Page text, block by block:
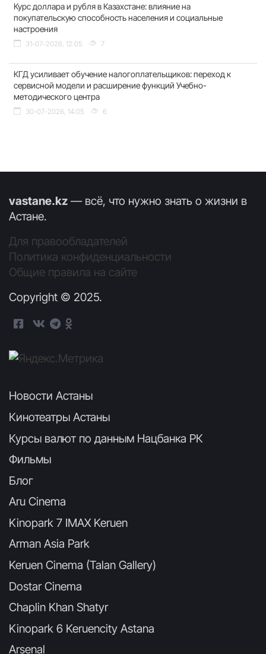
Курс доллара и рубля в Казахстане: влияние на
покупательскую способность населения и социальные
настроения
31-07-2026, 12:05 7
КГД усиливает обучение налогоплательщиков: переход к
сервисной модели и расширение функций Учебно-
методического центра
30-07-2026, 14:05 6
vastane.kz — всё, что нужно знать о жизни в
Астане.
Для правообладателей
Политика конфиденциальности
Общие правила на сайте
Copyright © 2025.
Новости Астаны
Кинотеатры Астаны
Курсы валют по данным Нацбанка РК
Фильмы
Блог
Aru Cinema
Kinopark 7 IMAX Keruen
Arman Asia Park
Keruen Cinema (Talan Gallery)
Dostar Cinema
Chaplin Khan Shatyr
Kinopark 6 Keruencity Astana
Arsenal